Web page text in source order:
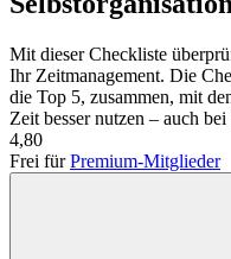
Mit dieser Checkliste
Ihr Zeitmanagement. Die
die Top 5, zusammen, mit
Zeit besser nutzen – auch
4,80
Frei fürPremium-Mitglieder